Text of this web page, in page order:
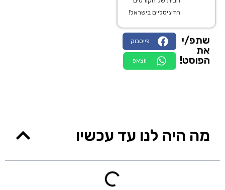
הדיגיטליים בישראל!
שתפ/י
את
הפוסט!
פייסבוק
ווצאפ
מה היה לנו עד עכשיו